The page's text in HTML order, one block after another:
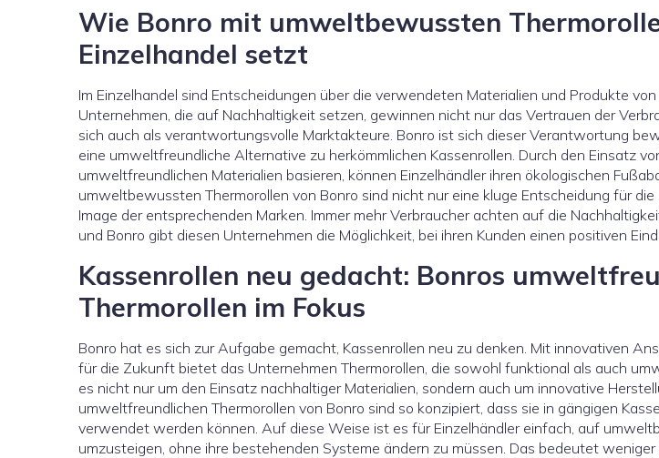
Wie Bonro mit umweltbewussten
Einzelhandel setzt
Im Einzelhandel sind Entscheidungen über die verwendeten Materialien und Produkte
Unternehmen, die auf Nachhaltigkeit setzen, gewinnen nicht nur das Vertrauen der
sich auch als verantwortungsvolle Marktakteure. Bonro ist sich dieser Verantwortung
eine umweltfreundliche Alternative zu herkömmlichen Kassenrollen. Durch den Einsatz
umweltfreundlichen Materialien basieren, können Einzelhändler ihren ökologischen
umweltbewussten Thermorollen von Bonro sind nicht nur eine kluge Entscheidung für
Image der entsprechenden Marken. Immer mehr Verbraucher achten auf die
und Bonro gibt diesen Unternehmen die Möglichkeit, bei ihren Kunden einen positiven
Kassenrollen neu gedacht: Bonros
Thermorollen im Fokus
Bonro hat es sich zur Aufgabe gemacht, Kassenrollen neu zu denken. Mit innovativen
für die Zukunft bietet das Unternehmen Thermorollen, die sowohl funktional als auch
es nicht nur um den Einsatz nachhaltiger Materialien, sondern auch um innovative
umweltfreundlichen Thermorollen von Bonro sind so konzipiert, dass sie in gängigen
verwendet werden können. Auf diese Weise ist es für Einzelhändler einfach, auf
umzusteigen, ohne ihre bestehenden Systeme ändern zu müssen. Das bedeutet